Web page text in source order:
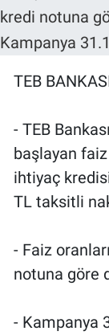
TEB
- TEB
başlayan
ihtiyaç
TL taksitli
- Faiz
notuna göre
- Kampanya